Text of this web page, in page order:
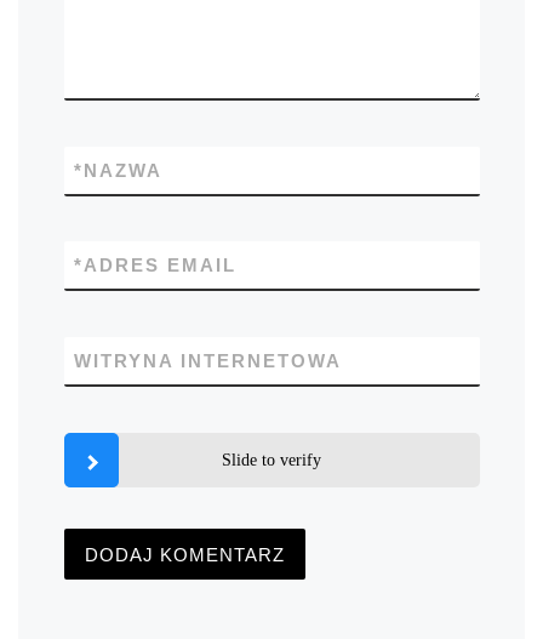
NAZWA
*
ADRES EMAIL
*
WITRYNA INTERNETOWA
Slide to verify